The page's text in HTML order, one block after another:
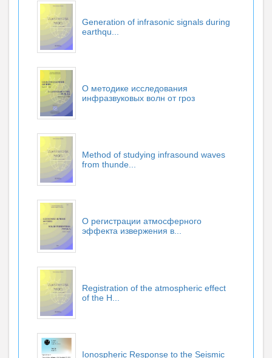
Generation of infrasonic signals during
earthqu...
О методике исследования
инфразвуковых волн от гроз
Method of studying infrasound waves
from thunde...
О регистрации атмосферного
эффекта извержения в...
Registration of the atmospheric effect
of the H...
Ionospheric Response to the Seismic